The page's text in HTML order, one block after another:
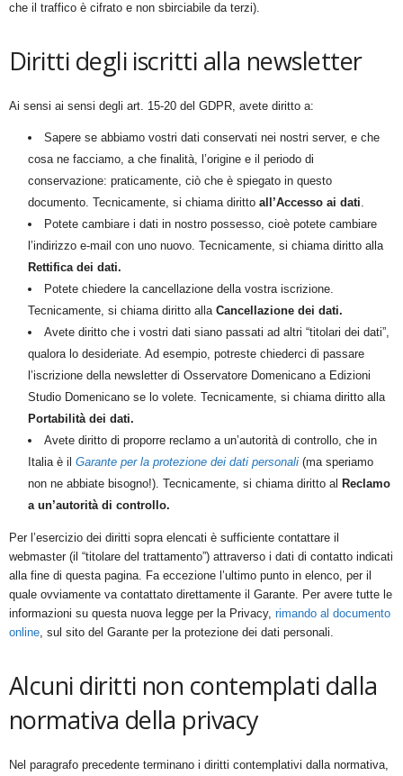
che il traffico è cifrato e non sbirciabile da terzi).
Diritti degli iscritti alla newsletter
Ai sensi ai sensi degli art. 15-20 del GDPR, avete diritto a:
Sapere se abbiamo vostri dati conservati nei nostri server, e che
cosa ne facciamo, a che finalità, l’origine e il periodo di
conservazione: praticamente, ciò che è spiegato in questo
documento. Tecnicamente, si chiama diritto all’Accesso ai dati.
Potete cambiare i dati in nostro possesso, cioè potete cambiare
l’indirizzo e-mail con uno nuovo. Tecnicamente, si chiama diritto alla
Rettifica dei dati.
Potete chiedere la cancellazione della vostra iscrizione.
Tecnicamente, si chiama diritto alla Cancellazione dei dati.
Avete diritto che i vostri dati siano passati ad altri “titolari dei dati”,
qualora lo desideriate. Ad esempio, potreste chiederci di passare
l’iscrizione della newsletter di Osservatore Domenicano a Edizioni
Studio Domenicano se lo volete. Tecnicamente, si chiama diritto alla
Portabilità dei dati.
Avete diritto di proporre reclamo a un’autorità di controllo, che in
Italia è il Garante per la protezione dei dati personali (masperiamo
non ne abbiate bisogno!). Tecnicamente, si chiama diritto al Reclamo
a un’autorità di controllo.
Per l’esercizio dei diritti sopra elencati è sufficiente contattare il
webmaster (il “titolare del trattamento”) attraverso i dati di contatto indicati
alla fine di questa pagina. Fa eccezione l’ultimo punto in elenco, per il
quale ovviamente va contattato direttamente il Garante. Per avere tutte le
informazioni su questa nuova legge per la Privacy, rimando al documento
online, sul sito del Garante per la protezione dei dati personali.
Alcuni diritti non contemplati dalla
normativa della privacy
Nel paragrafo precedente terminano i diritti contemplativi dalla normativa,